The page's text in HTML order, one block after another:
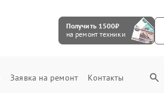
Получить 1500₽
на ремонт техники
Заявка на ремонт Контакты